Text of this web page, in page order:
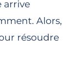
arrive
Alors,
résoudre